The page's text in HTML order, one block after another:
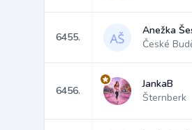
6455.
Anežka
České
6456.
JankaB
Šternberk